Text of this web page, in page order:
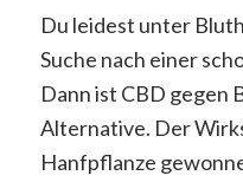
Du leidest unter
Suche nach einer
Dann ist CBD gegen
Alternative. Der
Hanfpflanze